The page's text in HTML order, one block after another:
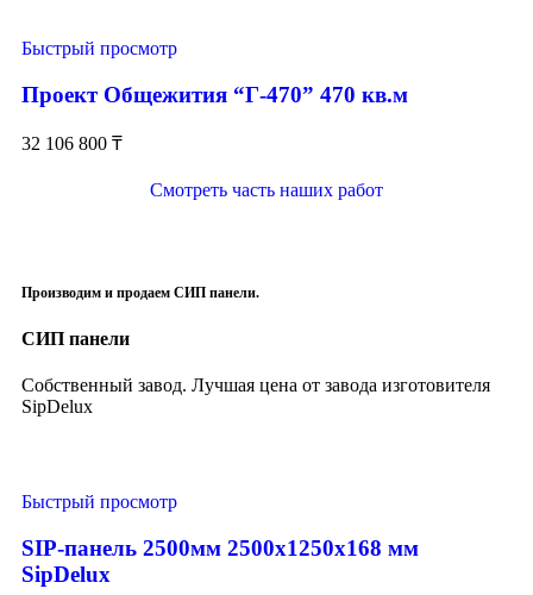
Быстрый просмотр
Проект Общежития “Г-470” 470 кв.м
32 106 800 ₸
Смотреть часть наших работ
Производим и продаем СИП панели.
СИП панели
Собственный завод. Лучшая цена от завода изготовителя
SipDelux
Быстрый просмотр
SIP-панель 2500мм 2500x1250x168 мм
SipDelux